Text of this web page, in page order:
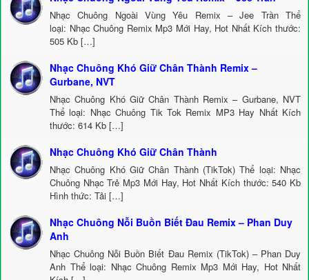
Nhạc Chuông Ngoài Vùng Yêu Remix – Jee Trần Thể
loại: Nhạc Chuông Remix Mp3 Mới Hay, Hot Nhất Kích thước:
505 Kb […]
Nhạc Chuông Khó Giữ Chân Thành Remix –
Gurbane, NVT
Nhạc Chuông Khó Giữ Chân Thành Remix – Gurbane, NVT
Thể loại: Nhạc Chuông Tik Tok Remix MP3 Hay Nhất Kích
thước: 614 Kb […]
Nhạc Chuông Khó Giữ Chân Thành
Nhạc Chuông Khó Giữ Chân Thành (TikTok) Thể loại: Nhạc
Chuông Nhạc Trẻ Mp3 Mới Hay, Hot Nhất Kích thước: 540 Kb
Hình thức: Tải […]
Nhạc Chuông Nỗi Buồn Biết Đau Remix – Phan Duy
Anh
Nhạc Chuông Nỗi Buồn Biết Đau Remix (TikTok) – Phan Duy
Anh Thể loại: Nhạc Chuông Remix Mp3 Mới Hay, Hot Nhất